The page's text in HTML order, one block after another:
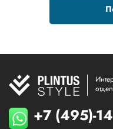
+7 (495)-